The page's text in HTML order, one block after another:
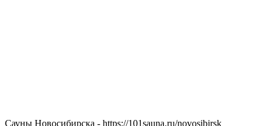
Сауны Новосибирска - https://101sauna.ru/novosibirsk